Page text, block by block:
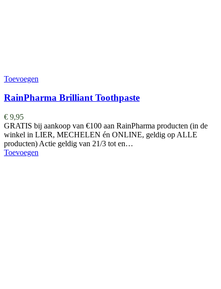
Toevoegen
RainPharma Brilliant Toothpaste
€ 9,95
GRATIS bij aankoop van €100 aan RainPharma producten (in de
winkel in LIER, MECHELEN én ONLINE, geldig op ALLE
producten) Actie geldig van 21/3 tot en…
Toevoegen